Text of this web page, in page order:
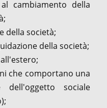
cambiamento della
della società;
della società;
che comportano una
dell'oggetto sociale